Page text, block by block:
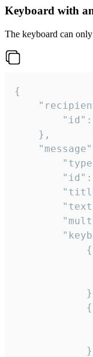
Keyboard with
The keyboard can
{